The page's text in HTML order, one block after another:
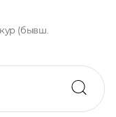
(бывш.